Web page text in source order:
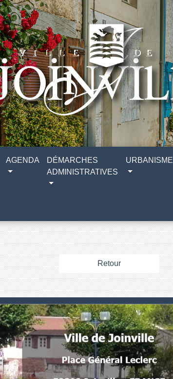
AGENDA
DÉMARCHES
ADMINISTRATIVES
URBANISME
Retour
Numéros utiles
Commune de Joinville
Place Général Leclerc
52300 Joinville - FRANCE